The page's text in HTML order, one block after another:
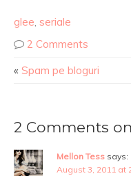
glee, seriale
2 Comments
« Spam pe bloguri
2 Comments
Mellon Tess says:
August 3, 2011 at